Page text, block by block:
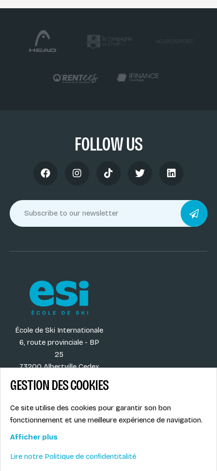
FOLLOW US
École de Ski Internationale
6, route provinciale - BP
25
73200 Albertville Cedex
France
Our destinations
Our activities
Legal info
GESTION DES COOKIES
Ce site utilise des cookies pour garantir son bon
fonctionnement et une meilleure expérience de navigation.
Afficher plus
Lire notre Politique de confidentitalité